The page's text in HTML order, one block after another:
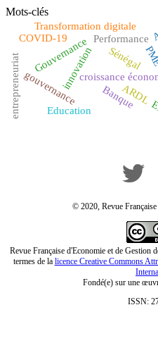
Mots-clés
croissance
Performance
innovation
Gouvernance
gouvernance
Sénégal
ARDL
Banque
Transformation digitale
COVID-19
entrepreneuriat Education
© 2020, Revue
Revue Française d'Economie et de Gestion
termes de la licence Creative Commons
Fondé(e) sur une
ISSN: